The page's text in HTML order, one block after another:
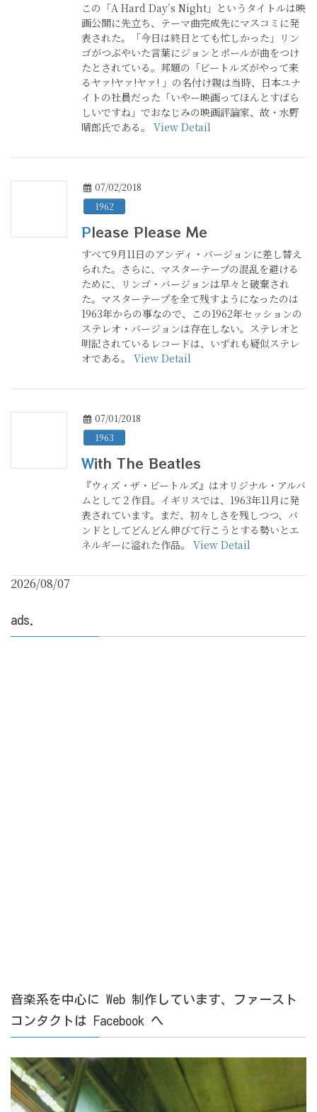
この「A Hard Day’s Night」というタイトルは映
画公開に先立ち、テーマ曲完成先にマスコミに発
表された。「今日は終日とても忙しかった」リン
ゴがつぶやいた言葉にジョンとポールが曲をつけ
たとされている。邦題の「ビートルズがやって来
るヤァ!ヤァ!ヤァ! 」の名付け親は当時、日本ユナ
イトの社員だった「いやー映画ってほんとすばら
しいですね」でおなじみの映画評論家、故・水野
晴郎氏である。 View Detail
07/02/2018
1962
Please Please Me
すべて9月11日のアンディ・バージョンに差し替え
られた。さらに、マスターテープの混乱を避ける
ために、リンゴ・バージョンは早々と破棄され
た。マスターテープを全て残すようになったのは
1963年からの事なので、この1962年セッションの
ステレオ・バージョンは存在しない。ステレオと
明記されているレコードは、いずれも疑似ステレ
オである。 View Detail
07/01/2018
1963
With The Beatles
『ウィズ・ザ・ビートルズ』はオリジナル・アルバ
ムとして２作目。イギリスでは、1963年11月に発
表されています。まだ、初々しさを残しつつ、バ
ンドとしてどんどん伸びて行こうとする勢いとエ
ネルギーに溢れた作品。 View Detail
2026/08/07
ads.
音楽系を中心に Web 制作しています、ファースト
コンタクトは Facebook へ